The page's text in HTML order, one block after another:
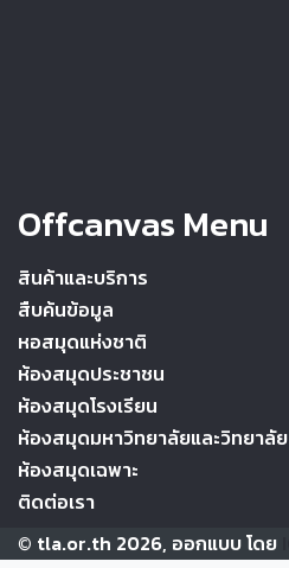
Offcanvas Menu
สินค้าและบริการ
สืบค้นข้อมูล
หอสมุดแห่งชาติ
ห้องสมุดประชาชน
ห้องสมุดโรงเรียน
ห้องสมุดมหาวิทยาลัยและวิทยาลัย
ห้องสมุดเฉพาะ
ติดต่อเรา
© tla.or.th 2026, ออกแบบ โดย